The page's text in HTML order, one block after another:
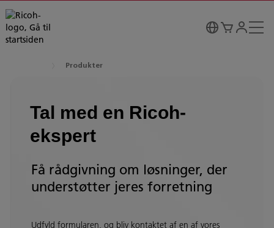
Produkter
Tal med en Ricoh-
ekspert
Få rådgivning om løsninger, der
understøtter jeres forretning
Udfyld formularen, og bliv kontaktet af en af vores